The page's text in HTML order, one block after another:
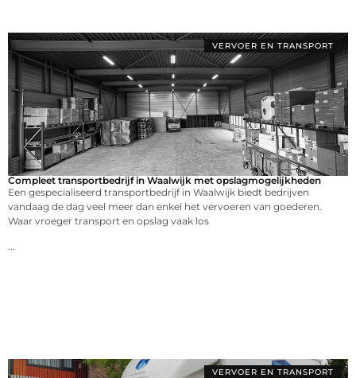
VERVOER EN TRANSPORT
Compleet transportbedrijf in Waalwijk met opslagmogelijkheden
Een gespecialiseerd transportbedrijf in Waalwijk biedt bedrijven
vandaag de dag veel meer dan enkel het vervoeren van goederen.
Waar vroeger transport en opslag vaak los
...
VERVOER EN TRANSPORT